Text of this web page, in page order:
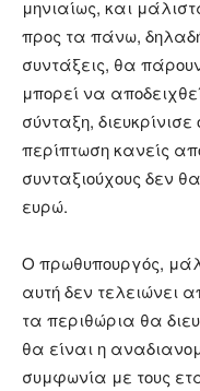
μηνιαίως, και
προς τα πάνω,
συντάξεις, θα
μπορεί να
σύνταξη,
περίπτωση κανείς
συνταξιούχους δεν
ευρώ.
Ο πρωθυπουργός,
αυτή δεν τελειώνει
τα περιθώρια θα
θα είναι η
συμφωνία με τους